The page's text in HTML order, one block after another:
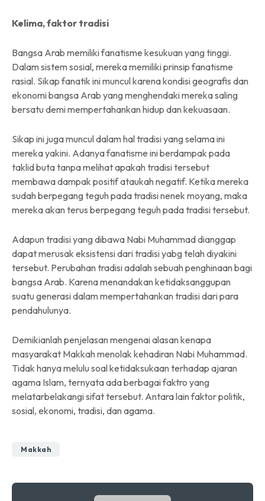
Kelima, faktor tradisi
Bangsa Arab memiliki fanatisme kesukuan yang tinggi.
Dalam sistem sosial, mereka memiliki prinsip fanatisme
rasial. Sikap fanatik ini muncul karena kondisi geografis dan
ekonomi bangsa Arab yang menghendaki mereka saling
bersatu demi mempertahankan hidup dan kekuasaan.
Sikap ini juga muncul dalam hal tradisi yang selama ini
mereka yakini. Adanya fanatisme ini berdampak pada
taklid buta tanpa melihat apakah tradisi tersebut
membawa dampak positif ataukah negatif. Ketika mereka
sudah berpegang teguh pada tradisi nenek moyang, maka
mereka akan terus berpegang teguh pada tradisi tersebut.
Adapun tradisi yang dibawa Nabi Muhammad dianggap
dapat merusak eksistensi dari tradisi yabg telah diyakini
tersebut. Perubahan tradisi adalah sebuah penghinaan bagi
bangsa Arab. Karena menandakan ketidaksanggupan
suatu generasi dalam mempertahankan tradisi dari para
pendahulunya.
Demikianlah penjelasan mengenai alasan kenapa
masyarakat Makkah menolak kehadiran Nabi Muhammad.
Tidak hanya melulu soal ketidaksukaan terhadap ajaran
agama Islam, ternyata ada berbagai faktro yang
melatarbelakangi sifat tersebut. Antara lain faktor politik,
sosial, ekonomi, tradisi, dan agama.
Makkah